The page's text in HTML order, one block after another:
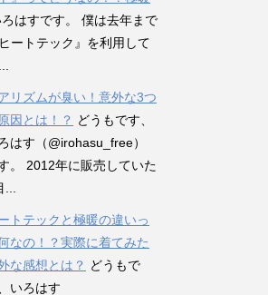
はすです。 僕は去年まで
ートテック』を利用して
リズムが臭い！意外な3つ
因とは！？ どうもです、
はす（@irohasu_free）
。 2012年に販売していた
トテックと極暖の違いっ
なの！？実際に着てみた
な感想とは？ どうもで
いろはす